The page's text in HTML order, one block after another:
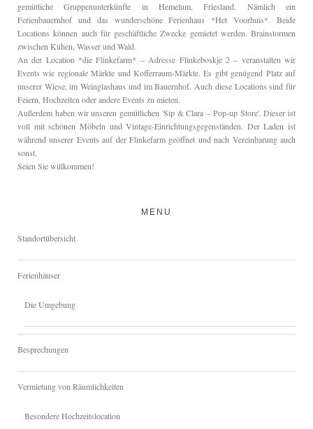
gemütliche Gruppenunterkünfte in Hemelum, Friesland. Nämlich ein
Ferienbauernhof und das wunderschöne Ferienhaus *Het Voorhuis*. Beide
Locations können auch für geschäftliche Zwecke gemietet werden. Brainstormen
zwischen Kühen, Wasser und Wald.
An der Location *die Flinkefarm* – Adresse Flinkeboskje 2 – veranstalten wir
Events wie regionale Märkte und Kofferraum-Märkte. Es gibt genügend Platz auf
unserer Wiese, im Weinglashaus und im Bauernhof. Auch diese Locations sind für
Feiern, Hochzeiten oder andere Events zu mieten.
Außerdem haben wir unseren gemütlichen 'Sip & Clara – Pop-up Store'. Dieser ist
voll mit schönen Möbeln und Vintage-Einrichtungsgegenständen. Der Laden ist
während unserer Events auf der Flinkefarm geöffnet und nach Vereinbarung auch
sonst.
Seien Sie willkommen!
MENU
Standortübersicht
Ferienhäuser
Die Umgebung
Besprechungen
Vermietung von Räumlichkeiten
Besondere Hochzeitslocation